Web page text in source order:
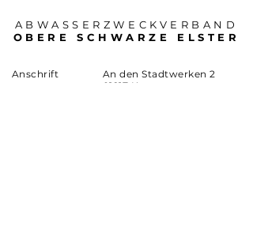
ABWASSERZWECKVERBAND
OBERE SCHWARZE ELSTER
Anschrift
An den Stadtwerken 2
01917 Kamenz